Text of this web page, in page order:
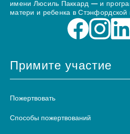
имени Люсиль Паккард — и
матери и ребенка в
Примите участие
Пожертвовать
Способы пожертвований